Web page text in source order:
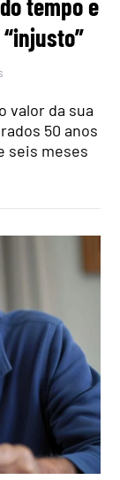
tempo e
valor da sua
50 anos
seis meses